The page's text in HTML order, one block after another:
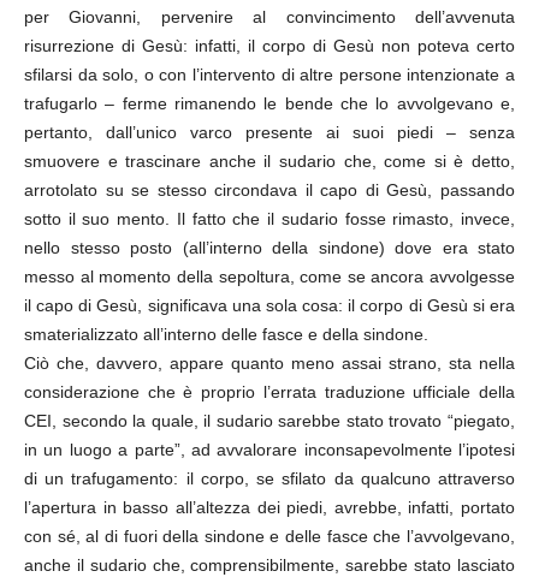
per Giovanni, pervenire al convincimento dell’avvenuta
risurrezione di Gesù: infatti, il corpo di Gesù non poteva certo
sfilarsi da solo, o con l’intervento di altre persone intenzionate a
trafugarlo – ferme rimanendo le bende che lo avvolgevano e,
pertanto, dall’unico varco presente ai suoi piedi – senza
smuovere e trascinare anche il sudario che, come si è detto,
arrotolato su se stesso circondava il capo di Gesù, passando
sotto il suo mento. Il fatto che il sudario fosse rimasto, invece,
nello stesso posto (all’interno della sindone) dove era stato
messo al momento della sepoltura, come se ancora avvolgesse
il capo di Gesù, significava una sola cosa: il corpo di Gesù si era
smaterializzato all’interno delle fasce e della sindone.
Ciò che, davvero, appare quanto meno assai strano, sta nella
considerazione che è proprio l’errata traduzione ufficiale della
CEI, secondo la quale, il sudario sarebbe stato trovato “piegato,
in un luogo a parte”, ad avvalorare inconsapevolmente l’ipotesi
di un trafugamento: il corpo, se sfilato da qualcuno attraverso
l’apertura in basso all’altezza dei piedi, avrebbe, infatti, portato
con sé, al di fuori della sindone e delle fasce che l’avvolgevano,
anche il sudario che, comprensibilmente, sarebbe stato lasciato